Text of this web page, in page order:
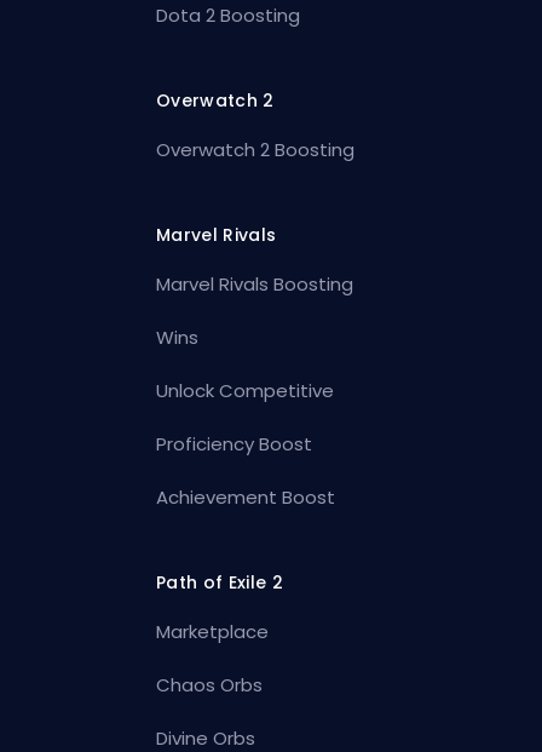
Dota 2 Boosting
Overwatch 2
Overwatch 2 Boosting
Marvel Rivals
Marvel Rivals Boosting
Wins
Unlock Competitive
Proficiency Boost
Achievement Boost
Path of Exile 2
Marketplace
Chaos Orbs
Divine Orbs